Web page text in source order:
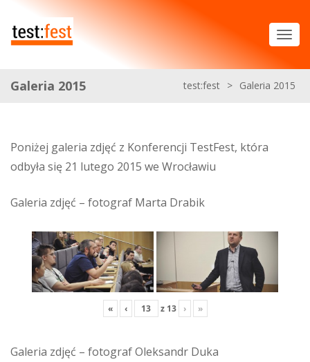
Galeria 2015 test:fest > Galeria 2015
Poniżej galeria zdjęć z Konferencji TestFest, która
odbyła się 21 lutego 2015 we Wrocławiu
Galeria zdjęć – fotograf Marta Drabik
« ‹ z 13 › »
Galeria zdjęć – fotograf Oleksandr Duka